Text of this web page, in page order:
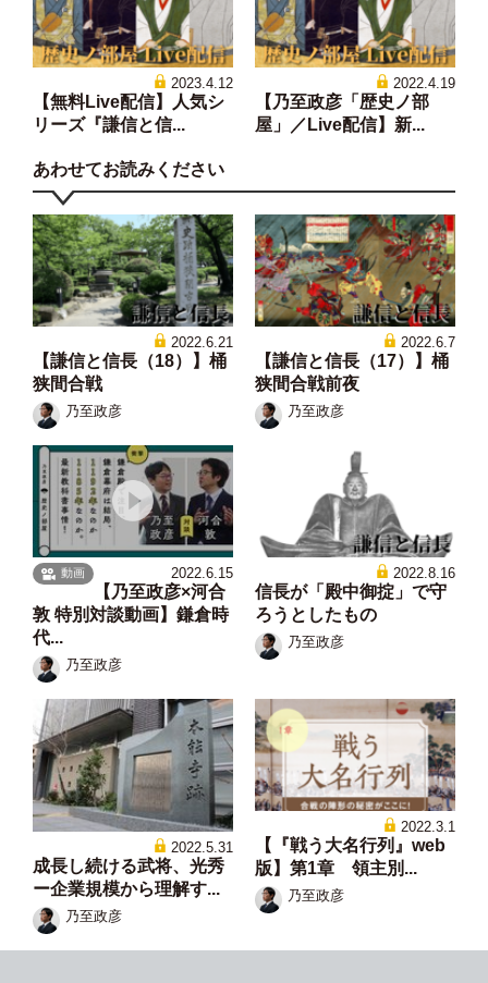
2023.4.12
【無料Live配信】人気シ
リーズ『謙信と信...
2022.4.19
【乃至政彦「歴史ノ部
屋」／Live配信】新...
あわせてお読みください
2022.6.21
【謙信と信長（18）】桶
狭間合戦
乃至政彦
2022.6.7
【謙信と信長（17）】桶
狭間合戦前夜
乃至政彦
動画 2022.6.15
【乃至政彦×河合
敦 特別対談動画】鎌倉時
代...
乃至政彦
2022.8.16
信長が「殿中御掟」で守
ろうとしたもの
乃至政彦
2022.5.31
成長し続ける武将、光秀
ー企業規模から理解す...
乃至政彦
2022.3.1
【『戦う大名行列』web
版】第1章 領主別...
乃至政彦